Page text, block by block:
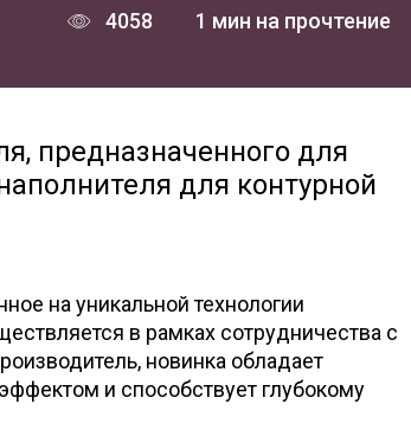
4058 1 мин на прочтение
предназначенного для
для контурной
на уникальной технологии
в рамках сотрудничества с
новинка обладает
и способствует глубокому